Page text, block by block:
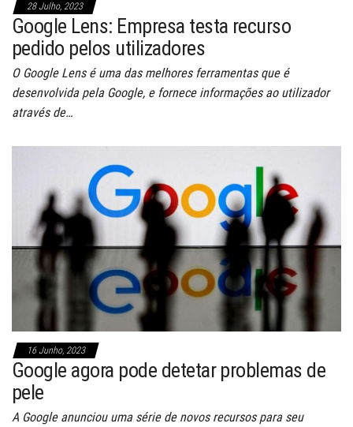
28 Julho, 2023
Google Lens: Empresa testa recurso
pedido pelos utilizadores
O Google Lens é uma das melhores ferramentas que é
desenvolvida pela Google, e fornece informações ao utilizador
através de…
16 Junho, 2023
Google agora pode detetar problemas de
pele
A Google anunciou uma série de novos recursos para seu